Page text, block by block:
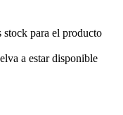
stock para el producto
a estar disponible